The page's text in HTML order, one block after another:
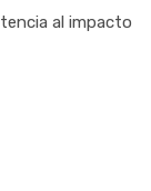
al impacto